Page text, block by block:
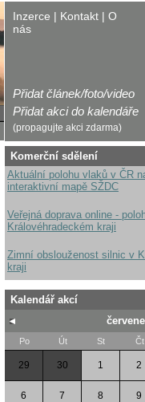
Inzerce | Kontakt | O
nás
Přidat článek/foto/video
Přidat akci do kalendáře
(propagujte akci zdarma)
Komerční sdělení
Aktuální polohu vlaků v ČR
interaktivní mapě SŽDC
Veřejná doprava online -
Královéhradeckém kraji
Zimní obslouženost silnic v
kraji
Kalendář akcí
Po Út St Čt
29 30 1 2
6 7 8 9